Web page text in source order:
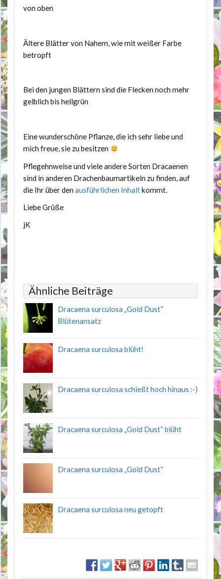
von oben
Ältere Blätter von Nahem, wie mit weißer Farbe
betropft
Bei den jungen Blättern sind die Flecken noch mehr
gelblich bis hellgrün
Eine wunderschöne Pflanze, die ich sehr liebe und
mich freue, sie zu besitzen
Pflegehnweise und viele andere Sorten Dracaenen
sind in anderen Drachenbaumartikeln zu finden, auf
die Ihr über den ausführlichen Inhaltkommt.
Liebe Grüße
jK
Ähnliche Beiträge
Dracaena surculosa „Gold Dust“
Blütenansatz
Dracaena surculosa blüht!
Dracaena surculosa schießt hoch hinaus :-)
Dracaena surculosa „Gold Dust“ blüht
Dracaena surculosa „Gold Dust“
Dracaena surculosa neu getopft